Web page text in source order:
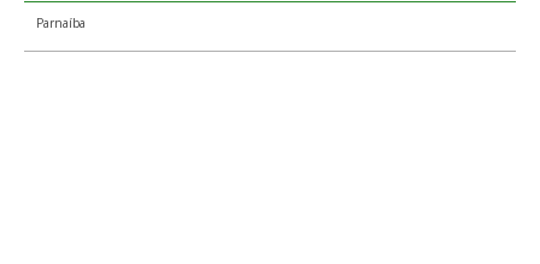
Avenida Nações Unidas, até 529/530
64200-040
Parnaíba